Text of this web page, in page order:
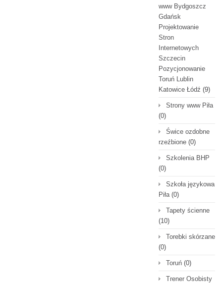
www Bydgoszcz
Gdańsk
Projektowanie
Stron
Internetowych
Szczecin
Pozycjonowanie
Toruń Lublin
Katowice Łódź (9)
Strony www Piła
(0)
Świce ozdobne
rzeźbione (0)
Szkolenia BHP
(0)
Szkoła językowa
Piła(0)
Tapety ścienne
(10)
Torebki skórzane
(0)
Toruń (0)
Trener Osobisty